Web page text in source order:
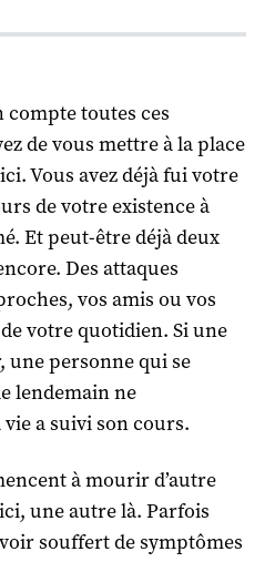
toutes ces
de vous mettre à la place
Vous avez déjà fui votre
de votre existence à
Et peut-être déjà deux
Des attaques
vos amis ou vos
votre quotidien. Si une
une personne qui se
lendemain ne
a suivi son cours.
à mourir d’autre
une autre là. Parfois
souffert de symptômes